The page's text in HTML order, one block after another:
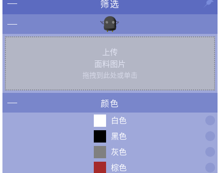
筛选
上传
面料图片
拖拽到此处或单击
颜色
白色
黑色
灰色
棕色